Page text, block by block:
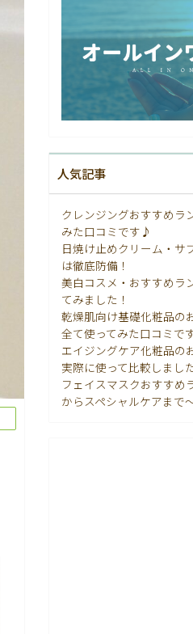
人気記事
クレンジングおすすめラ
みた口コミです♪
日焼け止めクリーム・
は徹底防備！
美白コスメ・おすすめラ
てみました！
乾燥肌向け基礎化粧品の
全て使ってみた口コミで
エイジングケア化粧品の
実際に使って比較しまし
フェイスマスクおすすめ
からスペシャルケアまで